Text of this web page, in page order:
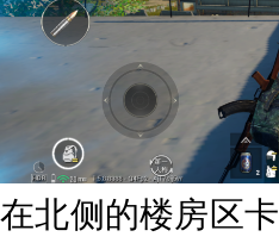
在北侧的楼房区